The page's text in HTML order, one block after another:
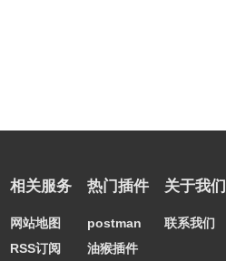
相关服务
网站地图
RSS订阅
热门插件
postman
油猴插件
关于我们
联系我们